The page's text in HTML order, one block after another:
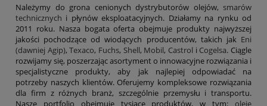
Należymy do grona cenionych dystrybutorów olejów, smarów
technicznych i płynów eksploatacyjnych. Działamy na rynku od
2011 roku. Nasza bogata oferta obejmuje produkty najwyższej
jakości pochodzące od wiodących producentów, takich jak Eni
(dawniej Agip),Texaco, Fuchs, Shell, Mobil, Castrol i Cogelsa. Ciągle
rozwijamy się, poszerzając asortyment o innowacyjne rozwiązania i
specjalistyczne produkty, aby jak najlepiej odpowiadać na
potrzeby naszych klientów. Oferujemy kompleksowe rozwiązania
dla firm z różnych branż, szczególnie przemysłu i transportu.
Nasze portfolio obejmuje tysiące produktów, w tym: oleje